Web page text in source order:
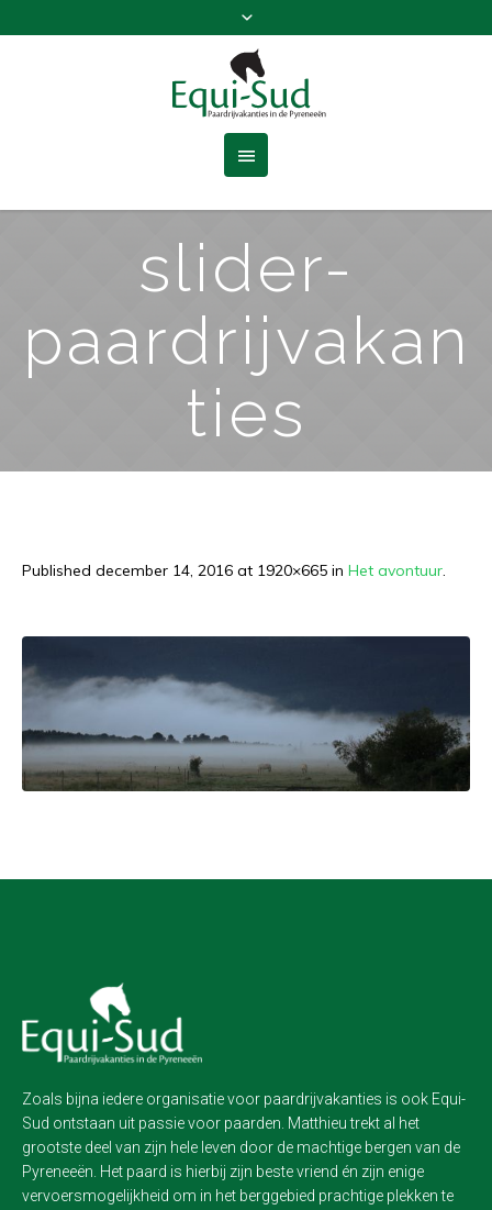
slider-
paardrijvakan
ties
Published december 14, 2016 at 1920×665 in Het avontuur.
Zoals bijna iedere organisatie voor paardrijvakanties is ook Equi-
Sud ontstaan uit passie voor paarden. Matthieu trekt al het
grootste deel van zijn hele leven door de machtige bergen van de
Pyreneeën. Het paard is hierbij zijn beste vriend én zijn enige
vervoersmogelijkheid om in het berggebied prachtige plekken te